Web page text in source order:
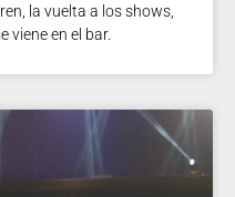
la vuelta a los shows,
viene en el bar.